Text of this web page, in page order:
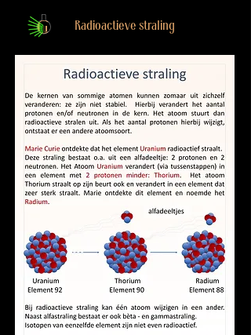
Radioactieve straling